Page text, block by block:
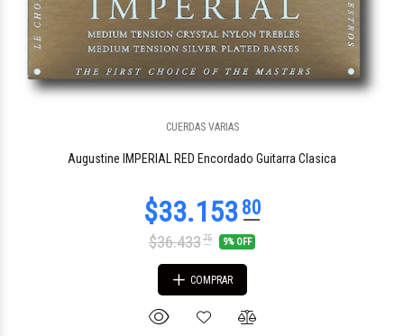
CUERDAS VARIAS
Augustine IMPERIAL RED Encordado Guitarra Clasica
$36.43375 9% OFF
COMPRAR